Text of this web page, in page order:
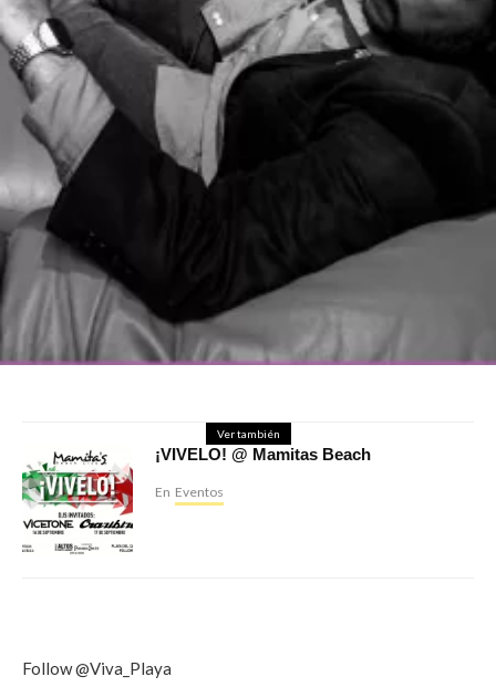
Ver también
¡VIVELO! @ Mamitas Beach
En Eventos
Follow @Viva_Playa